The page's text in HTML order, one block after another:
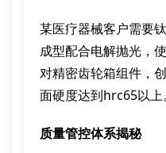
某医疗器械客户需要
成型配合电解抛光，
对精密齿轮箱组件，
面硬度达到hrc65以上。
质量管控体系揭秘